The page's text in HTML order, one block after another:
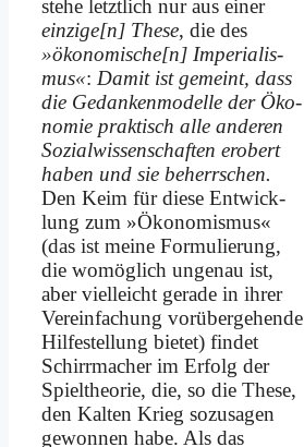
stehe letzt­lich nur aus ei­ner
einzige[n] The­se, die des
»ökonomische[n] Im­pe­ria­lis­
mus«: Da­mit ist ge­meint, dass
die Ge­dan­ken­mo­del­le der Öko­
no­mie prak­tisch al­le an­de­ren
So­zi­al­wis­sen­schaf­ten er­obert
ha­ben und sie be­herr­schen.
Den Keim für die­se Ent­wick­
lung zum »Öko­no­mis­mus«
(das ist mei­ne For­mu­lie­rung,
die wo­mög­lich un­ge­nau ist,
aber viel­leicht ge­ra­de in ih­rer
Verein­fachung vor­über­ge­hen­de
Hil­fe­stel­lung bie­tet) fin­det
Schirr­ma­cher im Er­folg der
Spiel­theorie, die, so die The­se,
den Kal­ten Krieg so­zu­sa­gen
ge­won­nen ha­be. Als das